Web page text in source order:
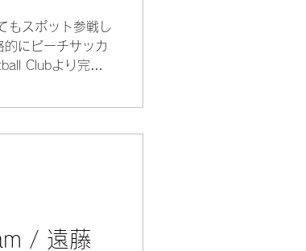
もスポット参戦し
にビーチサッカ
Clubより完全
て頼もしい存在
/ 遠藤